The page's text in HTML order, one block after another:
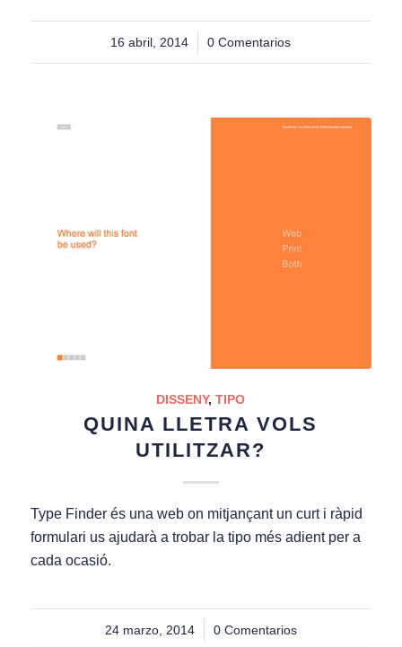
16 abril, 2014
/ 0 Comentarios
DISSENY,TIPO
QUINA LLETRA VOLS
UTILITZAR?
Type Finder és una web on mitjançant un curt i ràpid
formulari us ajudarà a trobar la tipo més adient per a
cada ocasió.
24 marzo, 2014
/ 0 Comentarios